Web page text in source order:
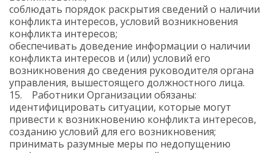
соблюдать порядок раскрытия сведений о наличии
конфликта интересов, условий возникновения
конфликта интересов;
обеспечивать доведение информации о наличии
конфликта интересов и (или) условий его
возникновения до сведения руководителя органа
управления, вышестоящего должностного лица.
15. Работники Организации обязаны:
идентифицировать ситуации, которые могут
привести к возникновению конфликта интересов,
созданию условий для его возникновения;
принимать разумные меры по недопущению